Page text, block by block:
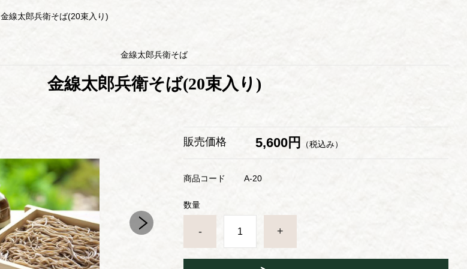
金線太郎兵衛そば(20束入り)
金線太郎兵衛そば
金線太郎兵衛そば(20束入り)
販売価格 5,600円 （税込み）
商品コード A-20
数量
- +